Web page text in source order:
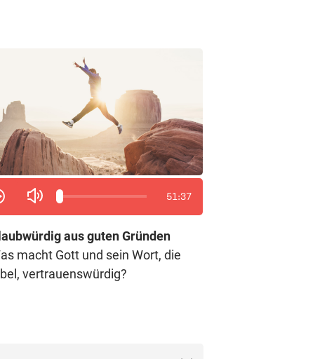
51:37
aus guten Gründen
macht Gott und sein Wort, die
vertrauenswürdig?